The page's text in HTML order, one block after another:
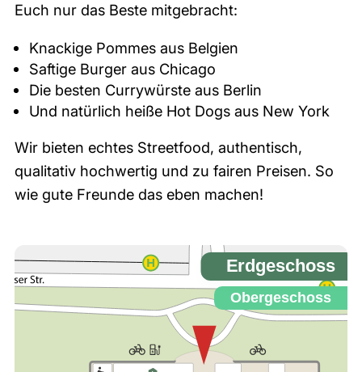
Euch nur das Beste mitgebracht:
Knackige Pommes aus Belgien
Saftige Burger aus Chicago
Die besten Currywürste aus Berlin
Und natürlich heiße Hot Dogs aus New York
Wir bieten echtes Streetfood, authentisch,
qualitativ hochwertig und zu fairen Preisen. So
wie gute Freunde das eben machen!